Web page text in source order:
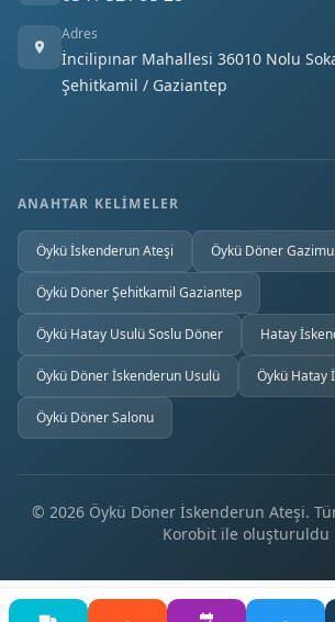
Adres
İncilipınar Mahallesi 36010 Nolu
Şehitkamil / Gaziantep
ANAHTAR KELIMELER
Öykü İskenderun Ateşi Öykü Döner
Öykü Döner Şehitkamil Gaziantep
Öykü Hatay Usulü Soslu Döner Hatay
Öykü Döner İskenderun Usulü Öykü Hatay
Öykü Döner Salonu
© 2026 Öykü Döner İskenderun Ateşi.
Korobit ile oluşturuldu